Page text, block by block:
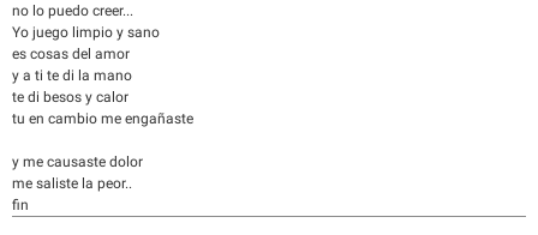
no lo puedo creer...
Yo juego limpio y sano
es cosas del amor
y a ti te di la mano
te di besos y calor
tu en cambio me engañaste
y me causaste dolor
me saliste la peor..
fin